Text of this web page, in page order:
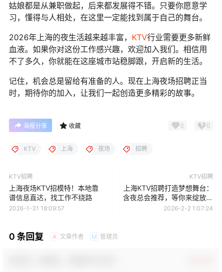
姑娘都是从兼职做起，后来都发展得不错。只要你愿意学
习，懂得与人相处，在这里一定能找到属于自己的舞台。
2026年上海的夜生活越来越丰富， KTV行业需要更多新鲜
血液。如果你对这份工作感兴趣，欢迎加入我们。相信用
不了多久，你就能在这座城市站稳脚跟，开启新的生活。
记住，机会总是留给有准备的人。现在上海夜场招聘正当
时，期待你的加入，让我们一起创造更多精彩的故事。
海报分享 收藏 0 0
KTV 上海 夜场 招聘
KTV招聘
上海夜场KTV招模特！本地靠
谱信息直达，找工作不绕路
2026-1-31 18:09:57
KTV招聘
上海KTV招聘打造梦想舞台：
含夜总会推荐，等你来绽放光
彩
2026-2-2 1:07:24
0 条回复 A 文章作者 M 管理员